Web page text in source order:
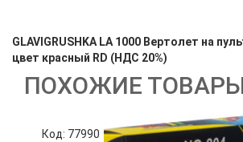
GLAVIGRUSHKA LA 1000 Вертолет на
цвет красный RD (НДС 20%)
ПОХОЖИЕ
Код: 77990